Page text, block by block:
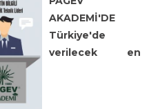
AKADEMİ'DE
Türkiye'de
verilecek en